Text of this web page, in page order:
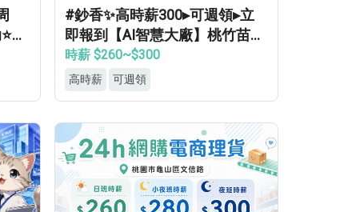
等
#鈔香✨高時薪300▸可週領▸立
即報到【AI智慧大廠】桃竹苗專
車免費接送▸轉正福利優▸免經驗
高錄取
時薪 $260~$300
高時薪 可週領